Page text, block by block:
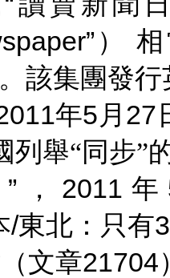
）
。該集團發
年5 月 27
列舉“同步”
” ， 2011 年
/東北：只有
文章21704